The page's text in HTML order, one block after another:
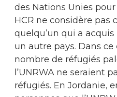
des Nations Unies
HCR ne considère pas
quelqu’un qui a
un autre pays. Dans ce
nombre de réfugiés
l’UNRWA ne seraient
réfugiés. En Jordanie,